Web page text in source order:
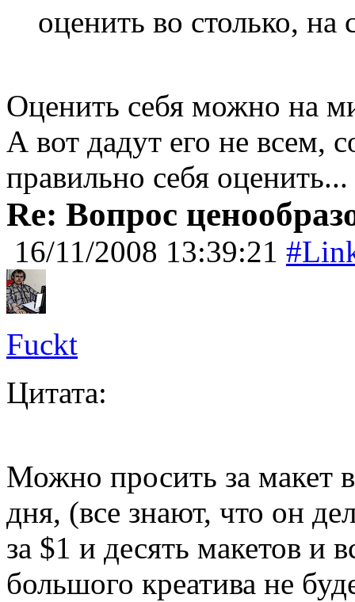
оценить во столько, на
Оценить себя можно на
А вот дадут его не всем,
правильно себя оценить...
Re: Вопрос
16/11/2008 13:39:21
Fuckt
Цитата:
Можно просить за макет
дня, (все знают, что он
за $1 и десять макетов и
большого креатива не